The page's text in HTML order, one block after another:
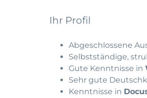
Ihr Profil
Abgeschlossene
Selbstständige,
Gute Kenntnisse in
Sehr gute
Kenntnisse in